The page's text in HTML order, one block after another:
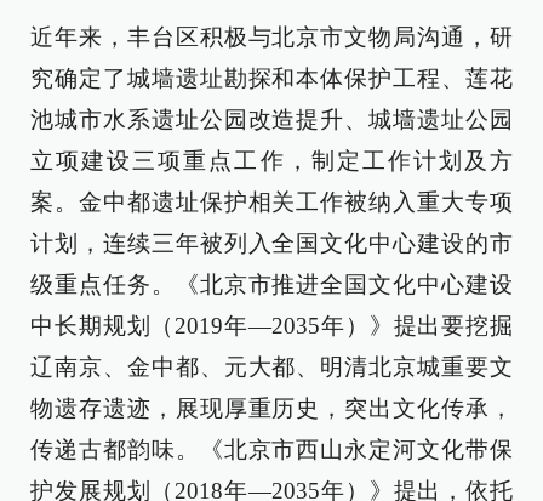
近年来，丰台区积极与北京市文物局沟通，研
究确定了城墙遗址勘探和本体保护工程、莲花
池城市水系遗址公园改造提升、城墙遗址公园
立项建设三项重点工作，制定工作计划及方
案。金中都遗址保护相关工作被纳入重大专项
计划，连续三年被列入全国文化中心建设的市
级重点任务。《北京市推进全国文化中心建设
中长期规划（2019年—2035年）》提出要挖掘
辽南京、金中都、元大都、明清北京城重要文
物遗存遗迹，展现厚重历史，突出文化传承，
传递古都韵味。《北京市西山永定河文化带保
护发展规划（2018年—2035年）》提出，依托